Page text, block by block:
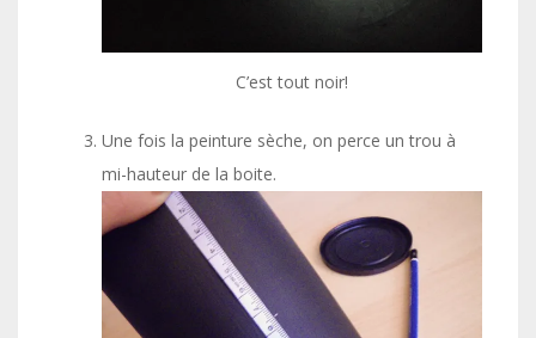
C’est tout noir!
Une fois la peinture sèche, on perce un trou à
mi-hauteur de la boite.